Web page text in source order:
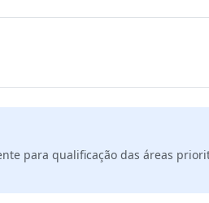
para qualificação das áreas